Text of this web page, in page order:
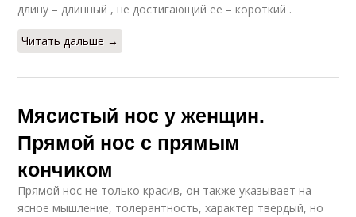
длину – длинный , не достигающий ее – короткий .
Читать дальше →
Мясистый нос у женщин.
Прямой нос с прямым
кончиком
Прямой нос не только красив, он также указывает на
ясное мышление, толерантность, характер твердый, но